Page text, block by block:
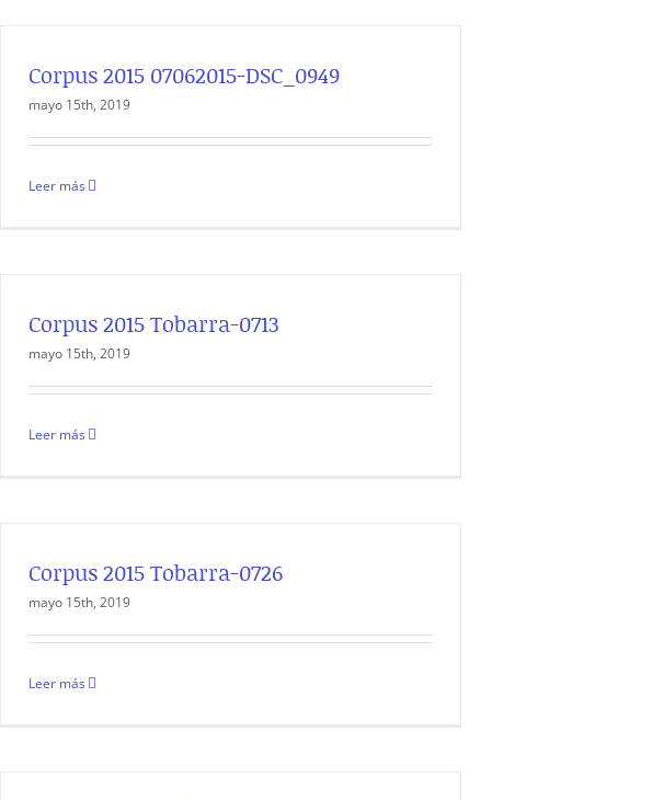
Corpus 2015 07062015-DSC_0949
mayo 15th, 2019
Leer más
Corpus 2015 Tobarra-0713
mayo 15th, 2019
Leer más
Corpus 2015 Tobarra-0726
mayo 15th, 2019
Leer más